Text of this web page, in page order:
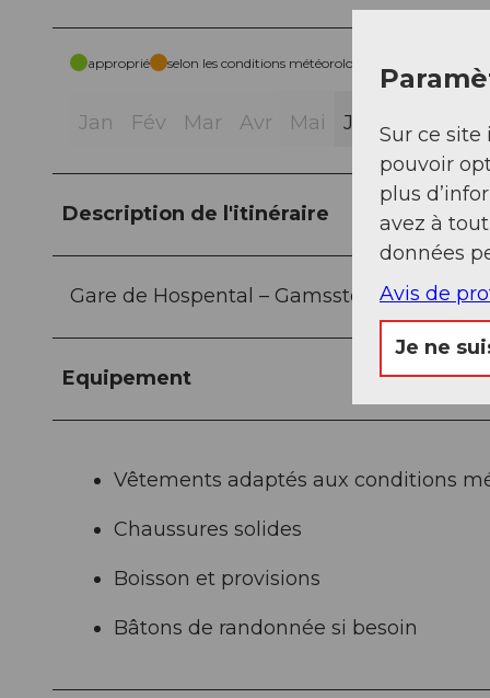
approprié selon les conditions météorologiques
Jan Fév Mar Avr Mai Jui Jui Aoû
Description de l'itinéraire
Gare de Hospental – Gamssteg – Mätteli –
Equipement
Vêtements adaptés aux conditions
Chaussures solides
Boisson et provisions
Bâtons de randonnée si besoin
Sur ce site
pouvoir
plus
avez à
données
Avis de
Je ne